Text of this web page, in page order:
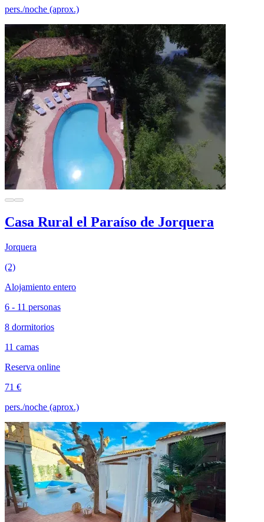
pers./noche (aprox.)
Casa Rural el Paraíso de Jorquera
Jorquera
(2)
Alojamiento entero
6 - 11 personas
8 dormitorios
11 camas
Reserva online
71 €
pers./noche (aprox.)